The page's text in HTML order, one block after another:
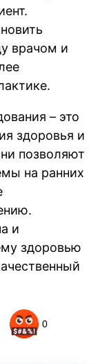
врачом и
– это
здоровья и
позволяют
на ранних
и
здоровью
0